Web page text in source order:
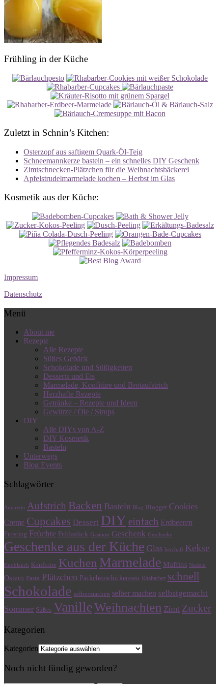
Frühling in der Küche
Zuletzt in Schnin’s Kitchen:
Osterzopf aus saftigem Quark-Öl-Teig
Schneemannkerze basteln – ein schnelles DIY Geschenk
Zimtschnecken-Plätzchen für die Weihnachtsbäckerei
Apfelstrudelmarmelade kochen – Herbst im Glas
Kosmetik aus der Küche:
Impressum
Datenschutz
Menü
About me
Rezepte
Alle Rezepte
Süßes Gebäck
Schokolade und Süßigkeiten
Desserts und Eis
Marmelade, Konfitüre und Brotaufstrich
Herzhafte Rezepte
Getränke – Rezepte und Ideen
Gewürze / Öle / Sirups
DIY
Alle DIYs von A-Z
DIY Kosmetik
Basteln
Unterwegs
Blog Events
Schlagwörter
Amaretto Aufstrich Backen Basteln Blog Blogger Cookies
Creme Cupcakes Dessert DIY einfach Erdbeeren
Frosting Früchte Frühstück Gastpost Geschenk Geschenke
Geschenke aus der Küche Glas herzhaft Kekse
Knoblauch Konfitüre Kuchen Marmelade Muffins Nudeln
Ostern Pasta Plätzchen Päckchenschickereien Rhabarber schnell
Schokolade selbermachen selber machen selbstgemacht
Sommer Süßes VanilleWeihnachten Zimt Zucker
Kategorien
Kategorien
Noch nicht fündig geworden?